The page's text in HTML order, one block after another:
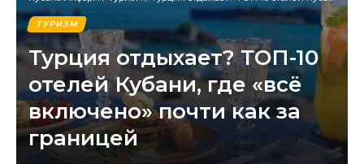
ТУРИЗМ
Турция отдыхает? ТОП-10
отелей Кубани, где «всё
включено» почти как за
границей